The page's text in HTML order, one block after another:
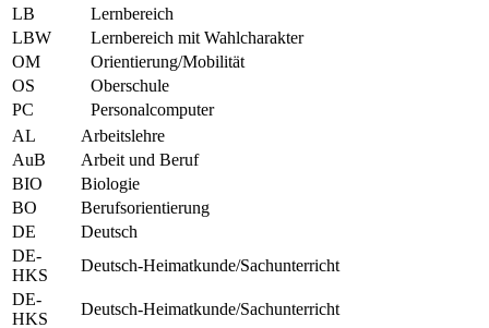
LB
Lernbereich
LBW
Lernbereich mit Wahlcharakter
OM
Orientierung/Mobilität
OS
Oberschule
PC
Personalcomputer
AL
Arbeitslehre
AuB
Arbeit und Beruf
BIO
Biologie
BO
Berufsorientierung
DE
Deutsch
DE-
HKS
Deutsch-Heimatkunde/Sachunterricht
DE-
HKS
Deutsch-Heimatkunde/Sachunterricht